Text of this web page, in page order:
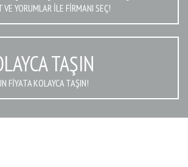
VE YORUMLAR İLE FIRMANI SEÇ!
TAŞIN
FIYATA KOLAYCA TAŞIN!